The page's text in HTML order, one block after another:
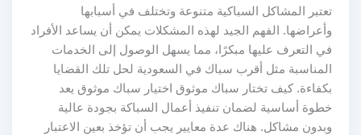
تعتبر المشاكل السباكية متنوعة وتختلف في أسبابها
وأعراضها. الفهم الجيد لهذه المشكلات يمكن أن يساعد الأفراد
في التعرف عليها مبكرًا، مما يسهل الوصول إلى الخدمات
المناسبة مثل أقرب سباك في السعودية لحل تلك القضايا
بكفاءة. كيف تختار سباك موثوق اختيار سباك موثوق يعد
خطوة أساسية لضمان تنفيذ أعمال السباكة بجودة عالية
وبدون مشاكل. هناك عدة معايير يجب أن تؤخذ بعين الاعتبار